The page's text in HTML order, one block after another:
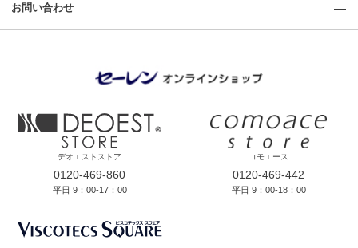
お問い合わせ
デオエストストア
0120-469-860
平日 9：00-17：00
コモエース
0120-469-442
平日 9：00-18：00